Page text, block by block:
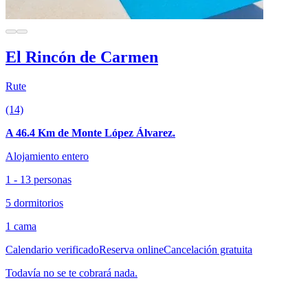
El Rincón de Carmen
Rute
(14)
A 46.4 Km de Monte López Álvarez.
Alojamiento entero
1 - 13 personas
5 dormitorios
1 cama
Calendario verificadoReserva onlineCancelación gratuita
Todavía no se te cobrará nada.